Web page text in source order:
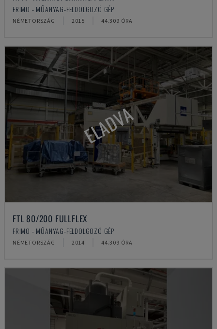
FRIMO - MŰANYAG-FELDOLGOZÓ GÉP
NÉMETORSZÁG 2015 44.309 ÓRA
ELADVA
FTL 80/200 FULLFLEX
FRIMO - MŰANYAG-FELDOLGOZÓ GÉP
NÉMETORSZÁG 2014 44.309 ÓRA